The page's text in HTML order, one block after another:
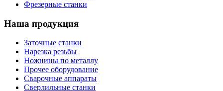
Фрезерные станки
Наша продукция
Заточные станки
Нарезка резьбы
Ножницы по металлу
Прочее оборудование
Сварочные аппараты
Сверлильные станки